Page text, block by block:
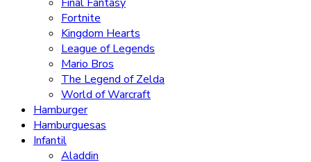
Fortnite
Kingdom Hearts
League of Legends
Mario Bros
The Legend of Zelda
World of Warcraft
Hamburger
Hamburguesas
Infantil
Aladdin